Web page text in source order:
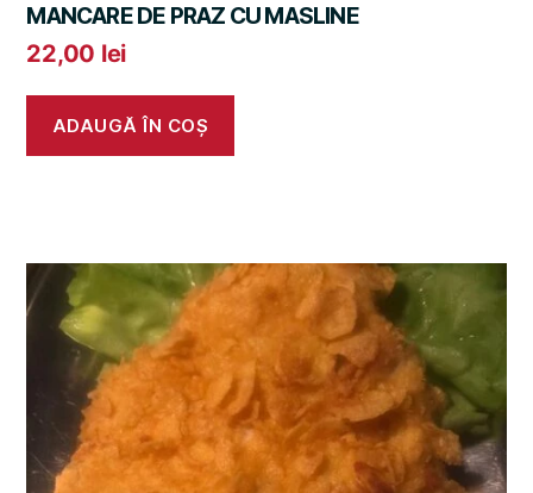
MANCARE DE PRAZ CU MASLINE
22,00 lei
ADAUGĂ ÎN COȘ